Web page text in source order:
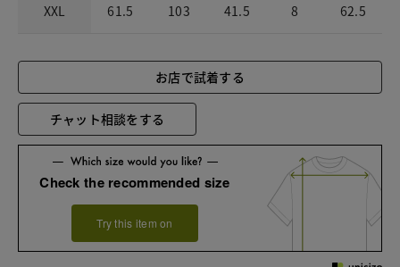
XXL 61.5 103 41.5 8 62.5
お店で試着する
チャット相談をする
Check the recommended size
Try this item on